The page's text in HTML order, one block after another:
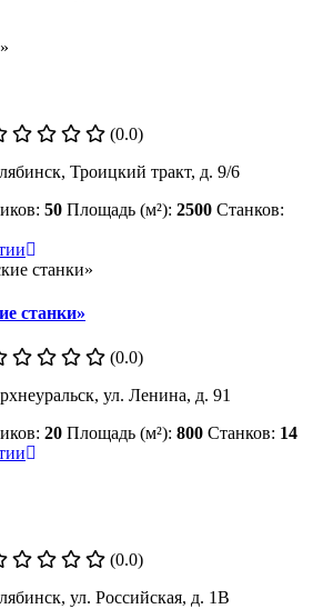
(0.0)
Троицкий тракт, д. 9/6
50 Площадь (м²): 2500 Станков:
станки»
(0.0)
ул. Ленина, д. 91
20 Площадь (м²): 800 Станков: 14
(0.0)
ул. Российская, д. 1В